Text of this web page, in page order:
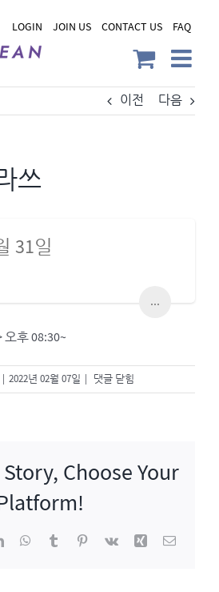
LOGIN JOIN US CONTACT US FAQ
이전 다음
쓰
31일
...
오후 08:30~
2022년 02월 07일
백
종
쓰
댓글 닫힘
Choose Your
LinkedInWhatsApp
TumblrPinterest
Vk Xing 이